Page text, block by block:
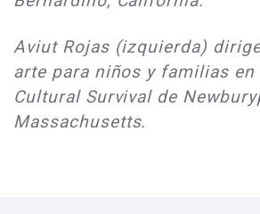
Aviut Rojas (izquierda)
arte para niños y familias en
Cultural Survival de
Massachusetts.